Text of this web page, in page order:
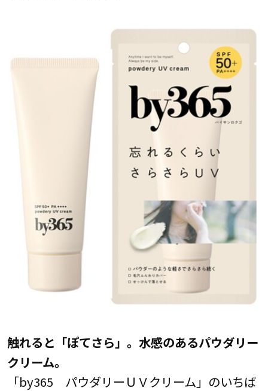
触れると「ぽてさら」。水感のあるパウダリー
クリーム。
「by365 パウダリーＵＶクリーム」のいちば